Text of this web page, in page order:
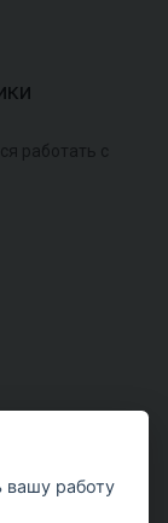
работать с
работу